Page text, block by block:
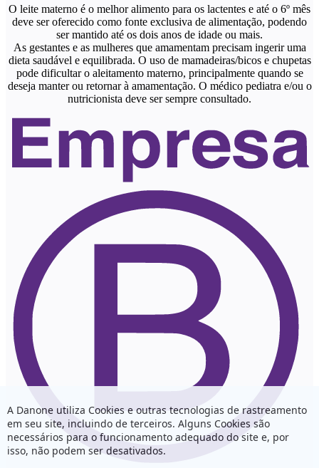
O leite materno é o melhor alimento para os lactentes e até o 6º mês
deve ser oferecido como fonte exclusiva de alimentação, podendo
ser mantido até os dois anos de idade ou mais.
As gestantes e as mulheres que amamentam precisam ingerir uma
dieta saudável e equilibrada. O uso de mamadeiras/bicos e chupetas
pode dificultar o aleitamento materno, principalmente quando se
deseja manter ou retornar à amamentação. O médico pediatra e/ou o
nutricionista deve ser sempre consultado.
A Danone utiliza Cookies e outras tecnologias de rastreamento
em seu site, incluindo de terceiros. Alguns Cookies são
necessários para o funcionamento adequado do site e, por
isso, não podem ser desativados.